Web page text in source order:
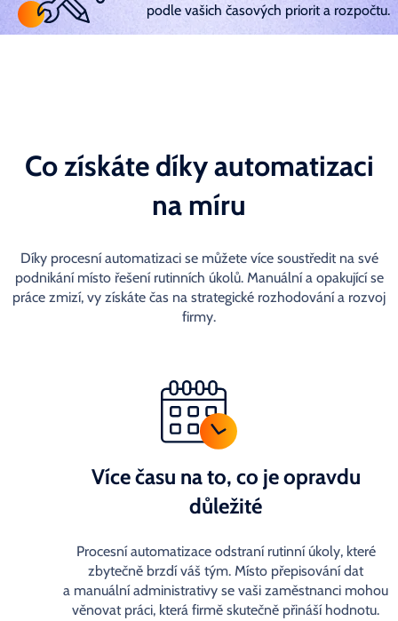
podle vašich časových priorit a rozpočtu.
Co získáte díky automatizaci
na míru
Díky procesní automatizaci se můžete více soustředit na své
podnikání místo řešení rutinních úkolů. Manuální a opakující se
práce zmizí, vy získáte čas na strategické rozhodování a rozvoj
firmy.
Více času na to, co je opravdu
důležité
Procesní automatizace odstraní rutinní úkoly, které
zbytečně brzdí váš tým. Místo přepisování dat
a manuální administrativy se vaši zaměstnanci mohou
věnovat práci, která firmě skutečně přináší hodnotu.